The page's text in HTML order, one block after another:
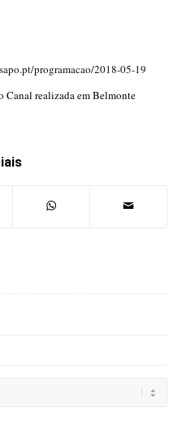
programacao/2018-05-19
Canal realizada em Belmonte